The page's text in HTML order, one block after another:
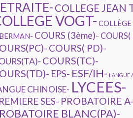
COLLEGE JEAN
VOGT- COLLÈGE
COURS (3ème)- COURS(
COURS( PD)-
COURS(TC)-
EPS- ESF/IH- LANGUE
CHINOISE- LYCEES-
SES- PROBATOIRE A-
BLANC(PA)-